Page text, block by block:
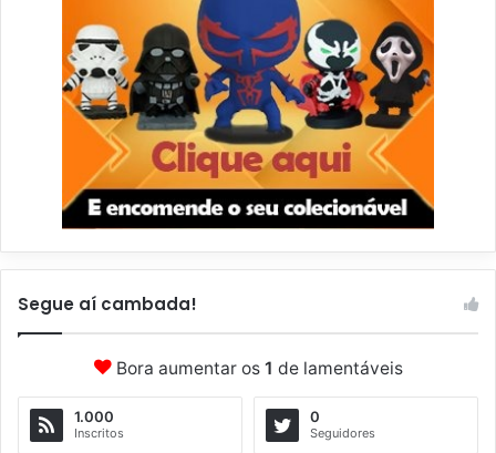
Segue aí cambada!
Bora aumentar os 1 de lamentáveis
1.000
Inscritos
0
Seguidores